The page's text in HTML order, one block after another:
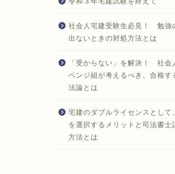
社会人宅建受験生必見！ 勉強
出ないときの対処方法とは
「受からない」を解決！ 社会
ベンジ組が考えるべき、合格す
法論とは
宅建のダブルライセンスとして
を選択するメリットと司法書士
方法とは